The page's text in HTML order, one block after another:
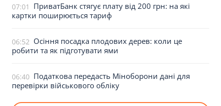
07:01
ПриватБанк стягує плату від 200 грн: на які
картки поширюється тариф
06:52 Осіння посадка плодових дерев: коли це
робити та як підготувати ями
06:40 Податкова передасть Міноборони дані для
перевірки військового обліку